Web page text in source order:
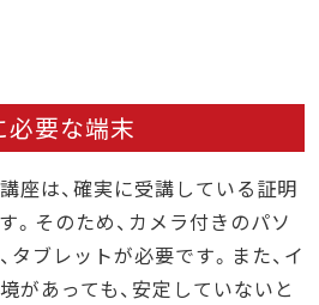
要な端末
座は、確実に受講している証明
。そのため、カメラ付きのパソ
タブレットが必要です。また、イ
があっても、安定していないと